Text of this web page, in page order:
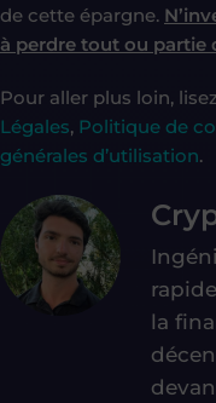
de cette épargne.
à perdre tout ou partie
Pour aller plus loin,
Légales, Politique de
générales d’utilisation.
la